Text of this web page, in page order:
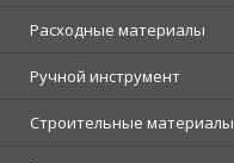
Расходные материалы
Ручной инструмент
Строительные материалы